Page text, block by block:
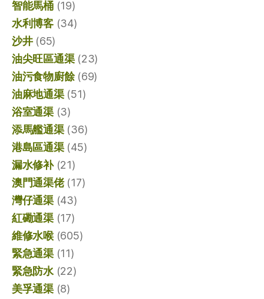
智能馬桶(19)
水利博客(34)
沙井(65)
油尖旺區通渠(23)
油污食物廚餘(69)
油麻地通渠(51)
浴室通渠(3)
添馬艦通渠(36)
港島區通渠(45)
漏水修补(21)
澳門通渠佬(17)
灣仔通渠(43)
紅磡通渠(17)
維修水喉(605)
緊急通渠(11)
緊急防水(22)
美孚通渠(8)